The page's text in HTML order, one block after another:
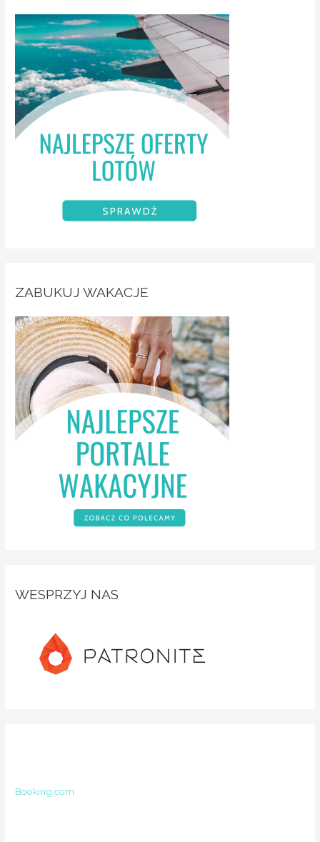
ZABUKUJ WAKACJE
WESPRZYJ NAS
Booking.com